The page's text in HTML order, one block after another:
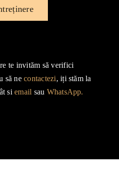
te invităm să verifici
să necontactezi, iți stăm la
siemail sau WhatsApp.